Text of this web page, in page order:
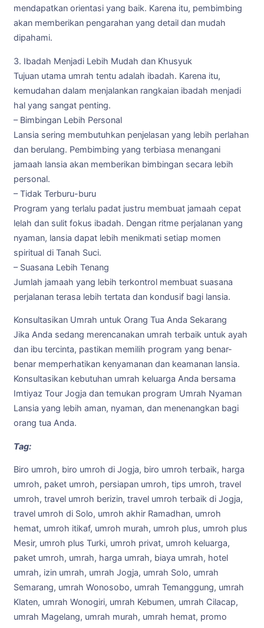
mendapatkan orientasi yang baik. Karena itu, pembimbing
akan memberikan pengarahan yang detail dan mudah
dipahami.
3. Ibadah Menjadi Lebih Mudah dan Khusyuk
Tujuan utama umrah tentu adalah ibadah. Karena itu,
kemudahan dalam menjalankan rangkaian ibadah menjadi
hal yang sangat penting.
– Bimbingan Lebih Personal
Lansia sering membutuhkan penjelasan yang lebih perlahan
dan berulang. Pembimbing yang terbiasa menangani
jamaah lansia akan memberikan bimbingan secara lebih
personal.
– Tidak Terburu-buru
Program yang terlalu padat justru membuat jamaah cepat
lelah dan sulit fokus ibadah. Dengan ritme perjalanan yang
nyaman, lansia dapat lebih menikmati setiap momen
spiritual di Tanah Suci.
– Suasana Lebih Tenang
Jumlah jamaah yang lebih terkontrol membuat suasana
perjalanan terasa lebih tertata dan kondusif bagi lansia.
Konsultasikan Umrah untuk Orang Tua Anda Sekarang
Jika Anda sedang merencanakan umrah terbaik untuk ayah
dan ibu tercinta, pastikan memilih program yang benar-
benar memperhatikan kenyamanan dan keamanan lansia.
Konsultasikan kebutuhan umrah keluarga Anda bersama
Imtiyaz Tour Jogja dan temukan program Umrah Nyaman
Lansia yang lebih aman, nyaman, dan menenangkan bagi
orang tua Anda.
Tag:
Biro umroh, biro umroh di Jogja, biro umroh terbaik, harga
umroh, paket umroh, persiapan umroh, tips umroh, travel
umroh, travel umroh berizin, travel umroh terbaik di Jogja,
travel umroh di Solo, umroh akhir Ramadhan, umroh
hemat, umroh itikaf, umroh murah, umroh plus, umroh plus
Mesir, umroh plus Turki, umroh privat, umroh keluarga,
paket umroh, umrah, harga umrah, biaya umrah, hotel
umrah, izin umrah, umrah Jogja, umrah Solo, umrah
Semarang, umrah Wonosobo, umrah Temanggung, umrah
Klaten, umrah Wonogiri, umrah Kebumen, umrah Cilacap,
umrah Magelang, umrah murah, umrah hemat, promo